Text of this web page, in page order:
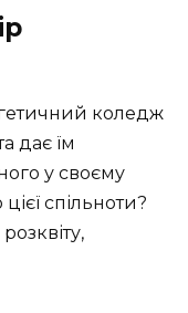
коледж
дає їм
у своєму
спільноти?